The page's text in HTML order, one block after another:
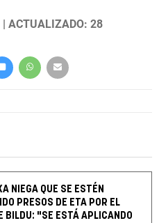
| ACTUALIZADO: 28
NIEGA QUE SE ESTÉN
PRESOS DE ETA POR EL
BILDU: "SE ESTÁ APLICANDO